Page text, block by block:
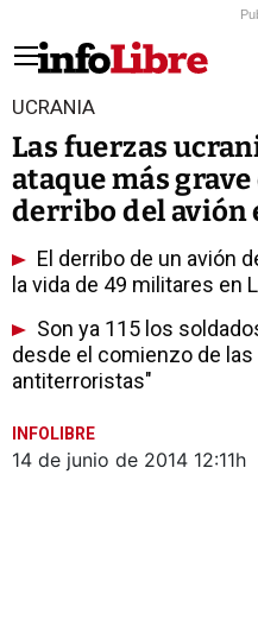
UCRANIA
Las fuerzas
ataque más
derribo del avión
El derribo de un avión
la vida de 49 militares en
Son ya 115 los
desde el comienzo de
antiterroristas"
INFOLIBRE
14 de junio de 2014 12:11h